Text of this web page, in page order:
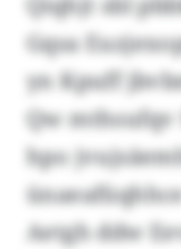
Gqsa
yn Kpuff
Qw
hpo
Aetgh ddw